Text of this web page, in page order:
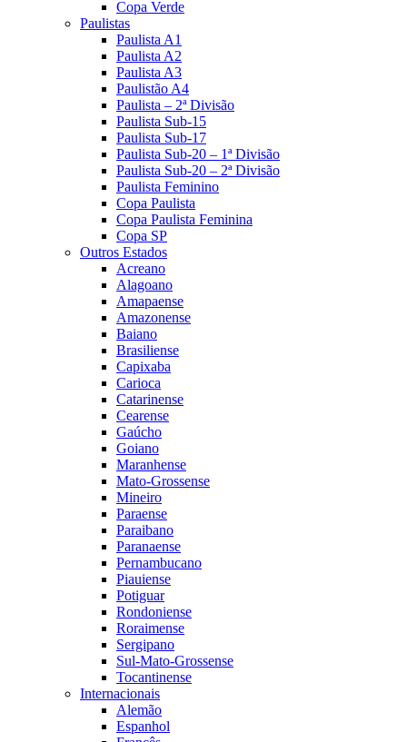
Copa Verde
Paulistas
Paulista A1
Paulista A2
Paulista A3
Paulistão A4
Paulista – 2ª Divisão
Paulista Sub-15
Paulista Sub-17
Paulista Sub-20 – 1ª Divisão
Paulista Sub-20 – 2ª Divisão
Paulista Feminino
Copa Paulista
Copa Paulista Feminina
Copa SP
Outros Estados
Acreano
Alagoano
Amapaense
Amazonense
Baiano
Brasiliense
Capixaba
Carioca
Catarinense
Cearense
Gaúcho
Goiano
Maranhense
Mato-Grossense
Mineiro
Paraense
Paraibano
Paranaense
Pernambucano
Piauiense
Potiguar
Rondoniense
Roraimense
Sergipano
Sul-Mato-Grossense
Tocantinense
Internacionais
Alemão
Espanhol